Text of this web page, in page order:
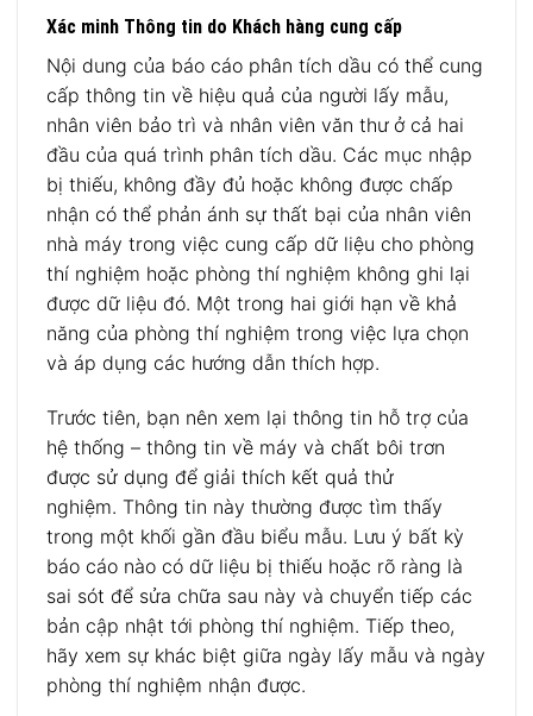
Xác minh Thông tin do Khách hàng cung cấp
Nội dung của báo cáo phân tích dầu có thể cung
cấp thông tin về hiệu quả của người lấy mẫu,
nhân viên bảo trì và nhân viên văn thư ở cả hai
đầu của quá trình phân tích dầu. Các mục nhập
bị thiếu, không đầy đủ hoặc không được chấp
nhận có thể phản ánh sự thất bại của nhân viên
nhà máy trong việc cung cấp dữ liệu cho phòng
thí nghiệm hoặc phòng thí nghiệm không ghi lại
được dữ liệu đó. Một trong hai giới hạn về khả
năng của phòng thí nghiệm trong việc lựa chọn
và áp dụng các hướng dẫn thích hợp.
Trước tiên, bạn nên xem lại thông tin hỗ trợ của
hệ thống – thông tin về máy và chất bôi trơn
được sử dụng để giải thích kết quả thử
nghiệm. Thông tin này thường được tìm thấy
trong một khối gần đầu biểu mẫu. Lưu ý bất kỳ
báo cáo nào có dữ liệu bị thiếu hoặc rõ ràng là
sai sót để sửa chữa sau này và chuyển tiếp các
bản cập nhật tới phòng thí nghiệm. Tiếp theo,
hãy xem sự khác biệt giữa ngày lấy mẫu và ngày
phòng thí nghiệm nhận được.